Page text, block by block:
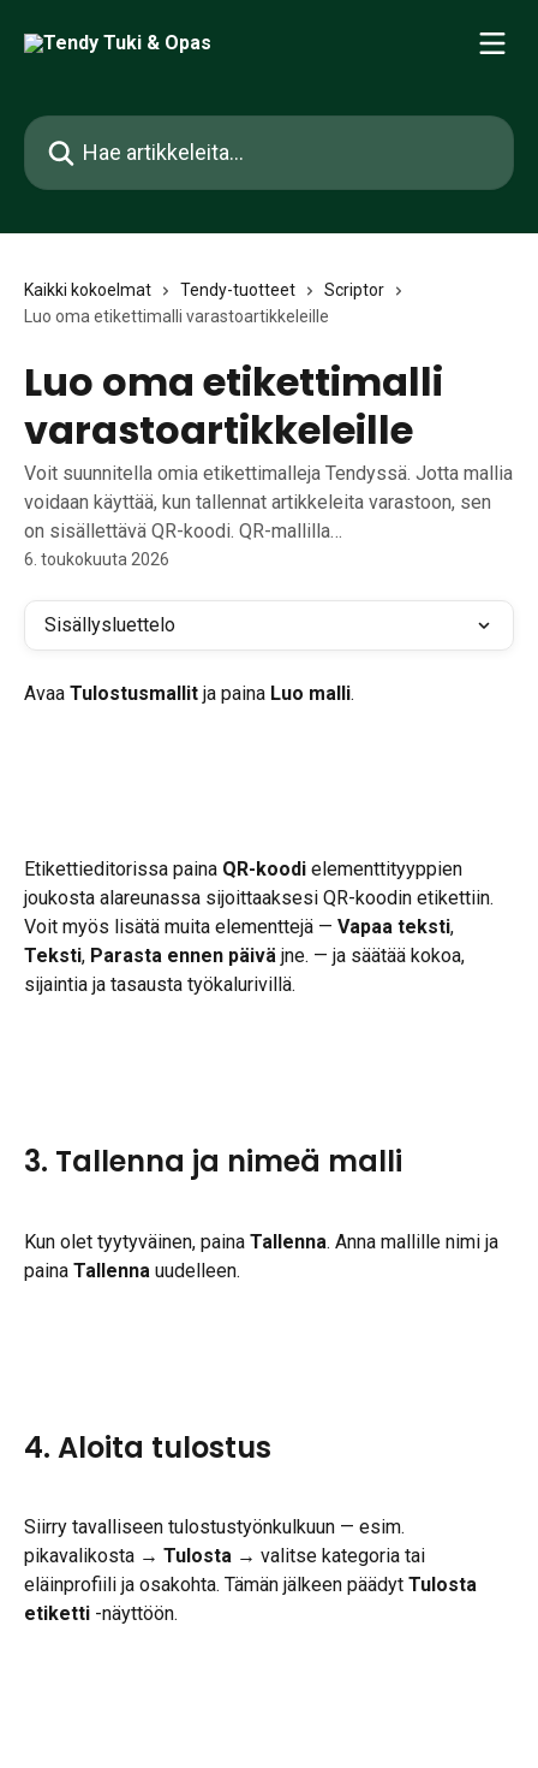
Hae artikkeleita...
Kaikki kokoelmat Tendy-tuotteet
Scriptor
Luo oma etikettimalli varastoartikkeleille
Luo oma etikettimalli
varastoartikkeleille
Voit suunnitella omia etikettimalleja Tendyssä. Jotta mallia
voidaan käyttää, kun tallennat artikkeleita varastoon, sen
on sisällettävä QR-koodi. QR-mallilla…
6. toukokuuta 2026
Sisällysluettelo
Avaa Tulostusmallit ja paina Luo malli.
Etikettieditorissa paina QR-koodi elementtityyppien
joukosta alareunassa sijoittaaksesi QR-koodin etikettiin.
Voit myös lisätä muita elementtejä — Vapaa teksti,
Teksti, Parasta ennen päivä jne. — ja säätää kokoa,
sijaintia ja tasausta työkalurivillä.
3. Tallenna ja nimeä malli
Kun olet tyytyväinen, paina Tallenna. Anna mallille nimi ja
paina Tallenna uudelleen.
4. Aloita tulostus
Siirry tavalliseen tulostustyönkulkuun — esim.
pikavalikosta → Tulosta → valitse kategoria tai
eläinprofiili ja osakohta. Tämän jälkeen päädyt Tulosta
etiketti -näyttöön.